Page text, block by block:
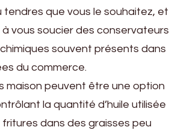
tendres que vous le souhaitez, et
à vous soucier des conservateurs
souvent présents dans
du commerce.
maison peuvent être une option
la quantité d’huile utilisée
dans des graisses peu